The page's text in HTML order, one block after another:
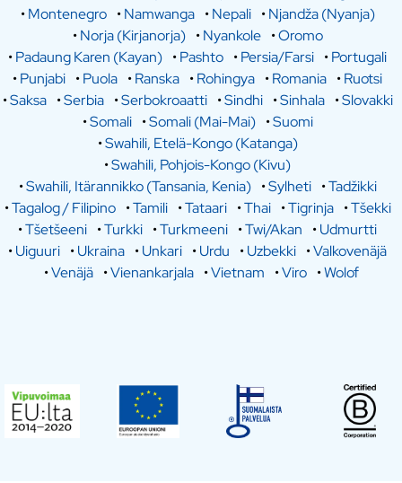
•Montenegro •Namwanga •Nepali •Njandža (Nyanja)
•Norja (Kirjanorja) •Nyankole •Oromo
•Padaung Karen (Kayan) •Pashto •Persia/Farsi •Portugali
•Punjabi •Puola •Ranska •Rohingya •Romania •Ruotsi
•Saksa •Serbia •Serbokroaatti •Sindhi •Sinhala •Slovakki
•Somali •Somali (Mai-Mai) •Suomi
•Swahili, Etelä-Kongo (Katanga)
•Swahili, Pohjois-Kongo (Kivu)
•Swahili, Itärannikko (Tansania, Kenia) •Sylheti •Tadžikki
•Tagalog / Filipino •Tamili •Tataari •Thai •Tigrinja •Tšekki
•Tšetšeeni •Turkki •Turkmeeni •Twi/Akan •Udmurtti
•Uiguuri •Ukraina •Unkari •Urdu •Uzbekki •Valkovenäjä
•Venäjä •Vienankarjala •Vietnam •Viro •Wolof